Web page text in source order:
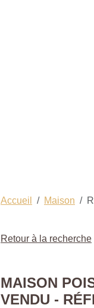
Accueil Maison
Retour à la recherche
MAISON
VENDU -